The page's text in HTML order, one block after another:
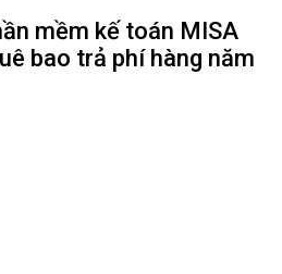
mềm kế toán MISA
bao trả phí hàng năm